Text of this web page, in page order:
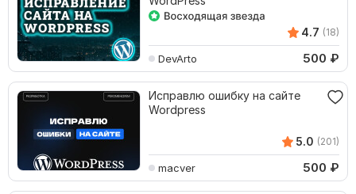
4.7 (18)
DevArto 500 ₽
Исправлю ошибку на сайте
Wordpress
5.0 (201)
macver 500 ₽